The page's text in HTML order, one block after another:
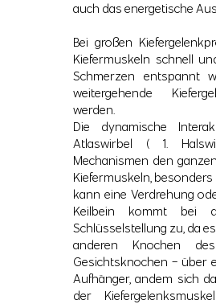
auch das energetische
Bei großen
Kiefermuskeln schnell
Schmerzen entspannt
weitergehende
werden.
Die dynamische
Atlaswirbel ( 1.
Mechanismen den
Kiefermuskeln,
kann eine Verdrehung
Keilbein kommt bei
Schlüsselstellung zu, da
anderen Knochen
Gesichtsknochen - über
Aufhänger, andem sich
der